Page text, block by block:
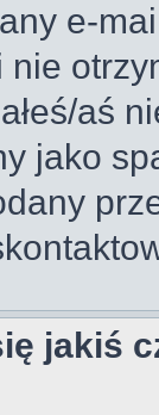
e-
aś
jako
jakiś